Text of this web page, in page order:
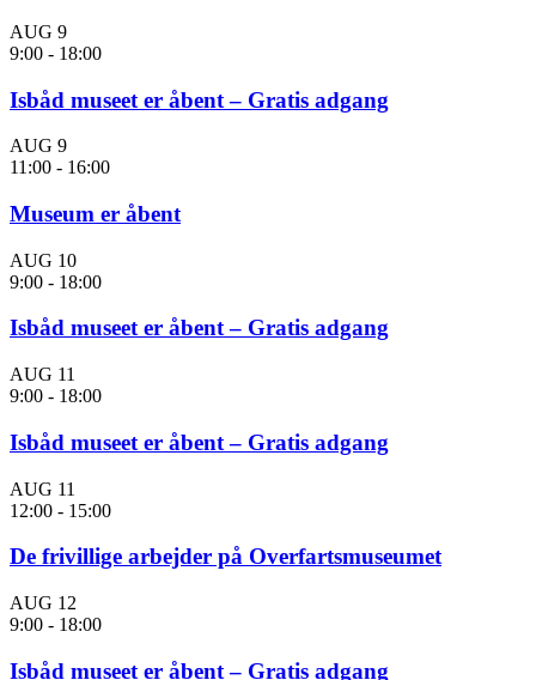
AUG 9
9:00 - 18:00
Isbåd museet er åbent – Gratis adgang
AUG 9
11:00 - 16:00
Museum er åbent
AUG 10
9:00 - 18:00
Isbåd museet er åbent – Gratis adgang
AUG 11
9:00 - 18:00
Isbåd museet er åbent – Gratis adgang
AUG 11
12:00 - 15:00
De frivillige arbejder på Overfartsmuseumet
AUG 12
9:00 - 18:00
Isbåd museet er åbent – Gratis adgang